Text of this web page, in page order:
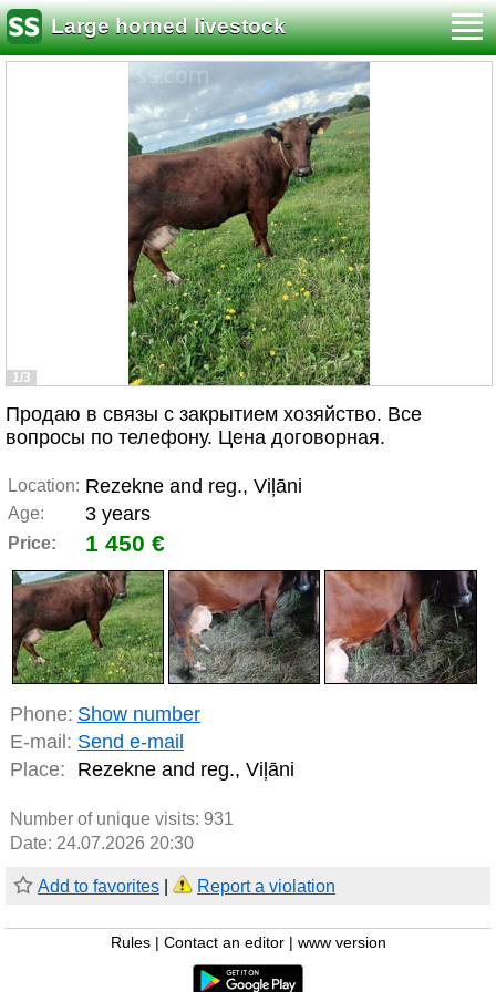
Large horned livestock
1/3
Продаю в связы с закрытием хозяйство. Все
вопросы по телефону. Цена договорная.
Location: Rezekne and reg., Viļāni
Age: 3 years
Price: 1 450 €
Phone: Show number
E-mail: Send e-mail
Place:
Rezekne and reg., Viļāni
Number of unique visits: 931
Date: 24.07.2026 20:30
Add to favorites Report a violation
Rules Contact an editor www version